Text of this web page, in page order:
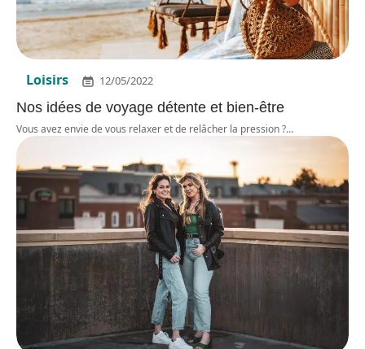
Loisirs 12/05/2022
Nos idées de voyage détente et bien-être
Vous avez envie de vous relaxer et de relâcher la pression ?…